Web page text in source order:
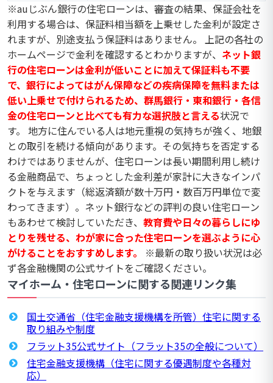
※auじぶん銀行の住宅ローンは、審査の結果、保証会社を
利用する場合は、保証料相当額を上乗せした金利が設定さ
れますが、別途支払う保証料はありません。 上記の各社の
ホームページで金利を確認するとわかりますが、 ネット銀
行の住宅ローンは金利が低いことに加えて保証料も不要
で、銀行によってはがん保障などの疾病保障を無料または
低い上乗せで付けられるため、群馬銀行・東和銀行・各信
金の住宅ローンと比べても有力な選択肢と言える状況で
す。 地方に住んでいる人は地元重視の気持ちが強く、地銀
との取引を続ける傾向があります。その気持ちを否定する
わけではありませんが、住宅ローンは長い期間利用し続け
る金融商品で、ちょっとした金利差が家計に大きなインパ
クトを与えます（総返済額が数十万円・数百万円単位で変
わってきます）。ネット銀行などの評判の良い住宅ローン
もあわせて検討していただき、 教育費や日々の暮らしにゆ
とりを残せる、わが家に合った住宅ローンを選ぶように心
がけることをおすすめします。
※最新の取り扱い状況は必
ず各金融機関の公式サイトをご確認ください。
マイホーム・住宅ローンに関する関連リンク集
国土交通省（住宅金融支援機構を所管）住宅に関する
取り組みや制度
フラット35公式サイト（フラット35の全般について）
住宅金融支援機構（住宅に関する優遇制度や各種対
応）